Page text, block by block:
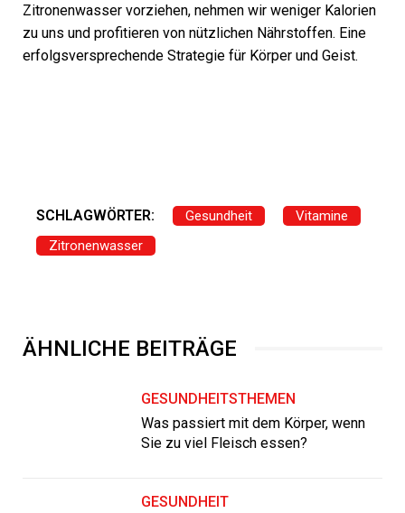
Zitronenwasser vorziehen, nehmen wir weniger Kalorien
zu uns und profitieren von nützlichen Nährstoffen. Eine
erfolgsversprechende Strategie für Körper und Geist.
SCHLAGWÖRTER: Gesundheit
Vitamine
Zitronenwasser
ÄHNLICHE BEITRÄGE
GESUNDHEITSTHEMEN
Was passiert mit dem Körper, wenn
Sie zu viel Fleisch essen?
GESUNDHEIT